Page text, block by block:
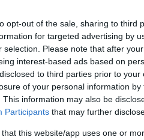
opt-out of the sale, sharing to third
for targeted advertising by
selection. Please note that after
interest-based ads based on
to third parties prior to
of your personal information
This information may also be
Participants that may further
that this website/app uses one or
τους αναλυτές,
στην οποία
την εξωτερική
του είναι ευγνώμων για